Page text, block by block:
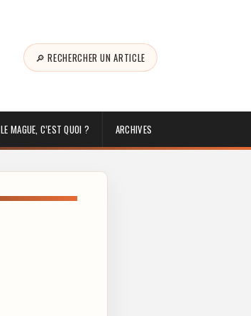
🔎 RECHERCHER UN ARTICLE
LE MAGUE, C’EST QUOI ? ARCHIVES